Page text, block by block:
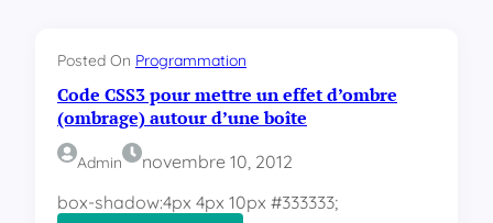
Posted On Programmation
Code CSS3 pour mettre un effet d’ombre
(ombrage) autour d’une boîte
Admin
novembre 10, 2012
box-shadow:4px 4px 10px #333333;